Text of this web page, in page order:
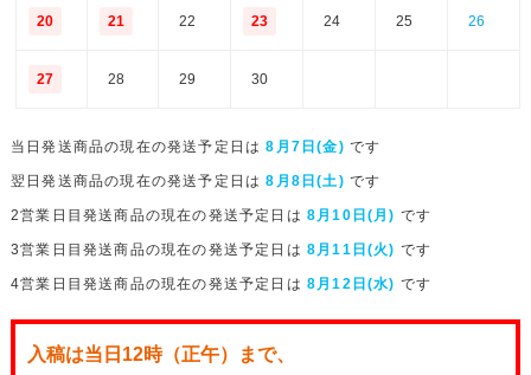
20 21 22 23 24 25 26
27 28 29 30
当日発送商品の現在の発送予定日は 8月7日(金) です
翌日発送商品の現在の発送予定日は 8月8日(土) です
2営業日目発送商品の現在の発送予定日は 8月10日(月) です
3営業日目発送商品の現在の発送予定日は 8月11日(火) です
4営業日目発送商品の現在の発送予定日は 8月12日(水) です
入稿は当日12時（正午）まで、